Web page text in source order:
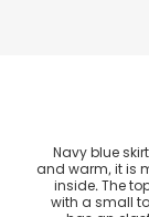
Navy blue
and warm, it is
inside. The
with a small